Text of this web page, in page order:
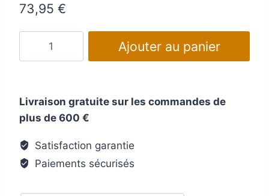
73,95 €
Milenco
Ajouter au panier
Livraison gratuite sur les commandes de
plus de 600 €
Satisfaction garantie
Paiements sécurisés